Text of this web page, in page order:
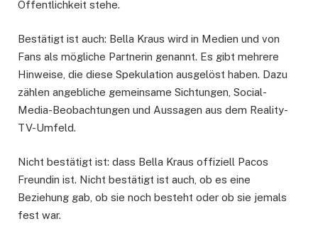
Öffentlichkeit stehe.
Bestätigt ist auch: Bella Kraus wird in Medien und von
Fans als mögliche Partnerin genannt. Es gibt mehrere
Hinweise, die diese Spekulation ausgelöst haben. Dazu
zählen angebliche gemeinsame Sichtungen, Social-
Media-Beobachtungen und Aussagen aus dem Reality-
TV-Umfeld.
Nicht bestätigt ist: dass Bella Kraus offiziell Pacos
Freundin ist. Nicht bestätigt ist auch, ob es eine
Beziehung gab, ob sie noch besteht oder ob sie jemals
fest war.